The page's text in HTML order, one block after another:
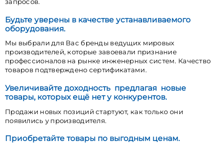
запросов.
Будьте уверены в качестве устанавливаемого
оборудования.
Мы выбрали для Вас бренды ведущих мировых
производителей, которые завоевали признание
профессионалов на рынке инженерных систем. Качество
товаров подтверждено сертификатами.
Увеличивайте доходность предлагая новые
товары, которых ещё нет у конкурентов.
Продажи новых позиций стартуют, как только они
появились у производителя.
Приобретайте товары по выгодным ценам.